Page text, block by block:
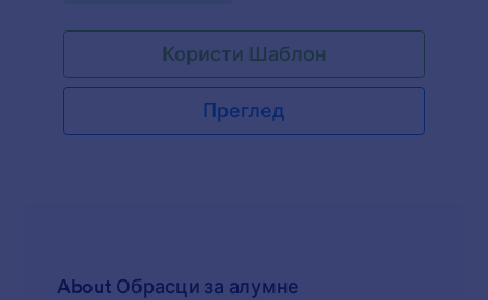
Користи Шаблон
Преглед
About Обрасци за алумне